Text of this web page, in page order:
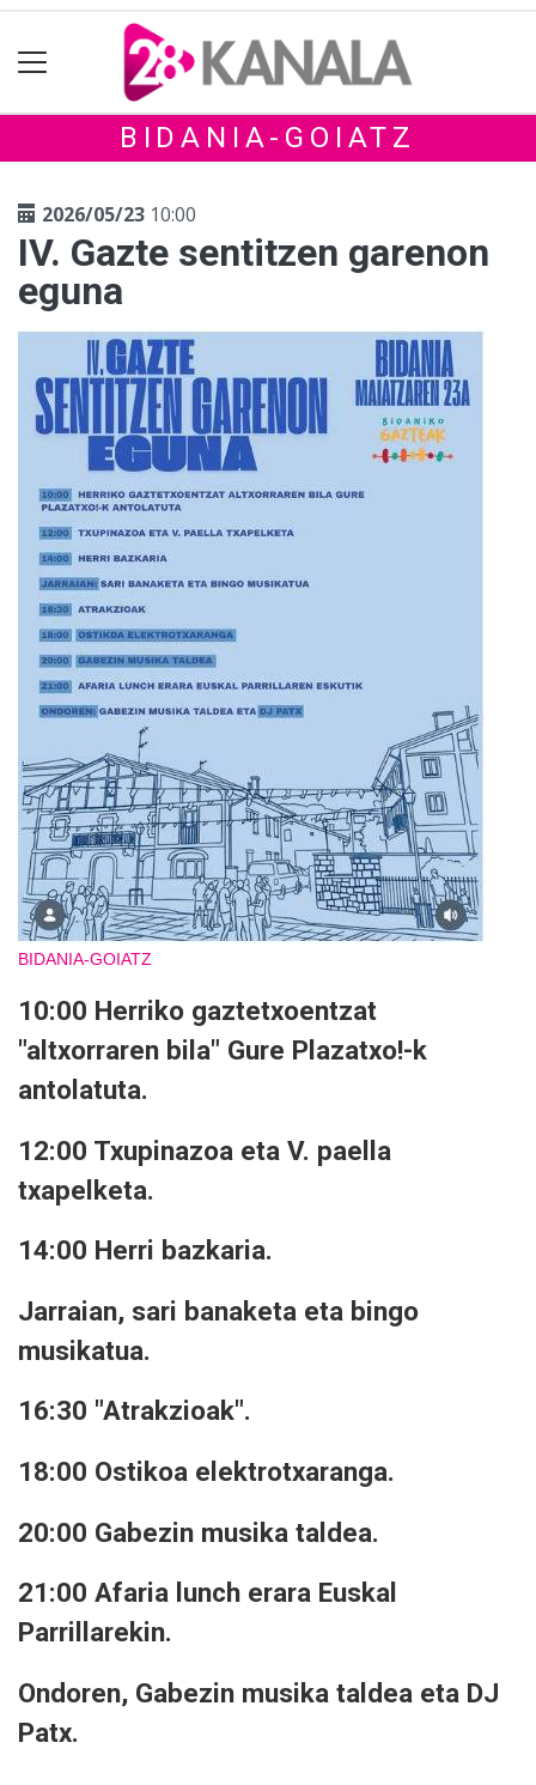
BIDANIA-GOIATZ
2026/05/23 10:00
IV. Gazte sentitzen garenon
eguna
BIDANIA-GOIATZ
10:00 Herriko gaztetxoentzat
"altxorraren bila" Gure Plazatxo!-k
antolatuta.
12:00 Txupinazoa eta V. paella
txapelketa.
14:00 Herri bazkaria.
Jarraian, sari banaketa eta bingo
musikatua.
16:30 "Atrakzioak".
18:00 Ostikoa elektrotxaranga.
20:00 Gabezin musika taldea.
21:00 Afaria lunch erara Euskal
Parrillarekin.
Ondoren, Gabezin musika taldea eta DJ
Patx.